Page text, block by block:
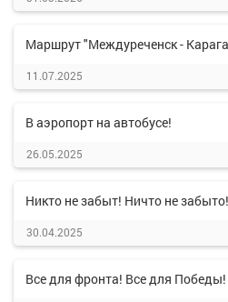
Маршрут "Междуреченск -
11.07.2025
В аэропорт на автобусе!
26.05.2025
Никто не забыт! Ничто не забыто!
30.04.2025
Все для фронта! Все для Победы!